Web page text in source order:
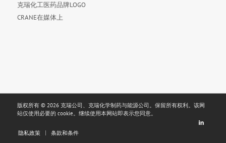
克瑞化工医药品牌LOGO
CRANE在媒体上
版权所有 © 2026 克瑞公司、克瑞化学制药与能源公司。保留所有权利。该网
站仅使用必要的 cookie。继续使用本网站即表示您同意。
隐私政策 条款和条件